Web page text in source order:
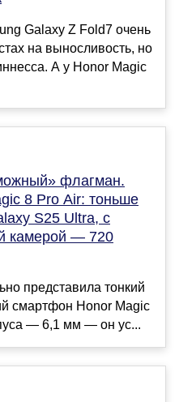
Galaxy Z Fold7 очень
на выносливость, но
А у Honor Magic
флагман.
8 Pro Air: тоньше
S25 Ultra, с
камерой — 720
представила тонкий
смартфон Honor Magic
— 6,1 мм — он ус...